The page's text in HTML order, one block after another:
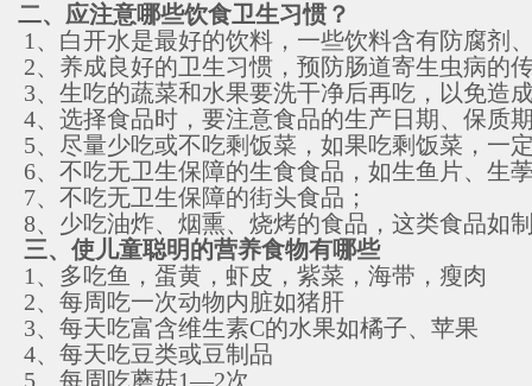
二、应注意哪些饮食卫生习惯？
1、白开水是最好的饮料，一些饮料含有防腐剂
2、养成良好的卫生习惯，预防肠道寄生虫病的
3、生吃的蔬菜和水果要洗干净后再吃，以免造
4、选择食品时，要注意食品的生产日期、保质
5、尽量少吃或不吃剩饭菜，如果吃剩饭菜，一
6、不吃无卫生保障的生食食品，如生鱼片、生
7、不吃无卫生保障的街头食品；
8、少吃油炸、烟熏、烧烤的食品，这类食品如
三、使儿童聪明的营养食物有哪些
1、多吃鱼，蛋黄，虾皮，紫菜，海带，瘦肉
2、每周吃一次动物内脏如猪肝
3、每天吃富含维生素C的水果如橘子、苹果
4、每天吃豆类或豆制品
5、每周吃蘑菇1—2次